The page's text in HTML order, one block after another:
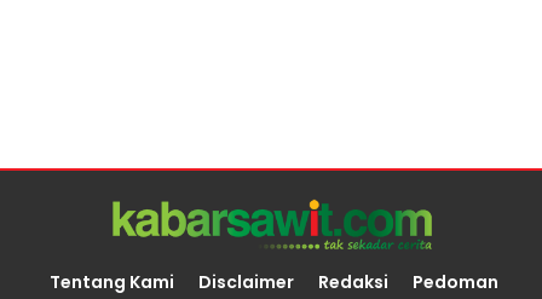
Tentang Kami Disclaimer Redaksi
Pedoman